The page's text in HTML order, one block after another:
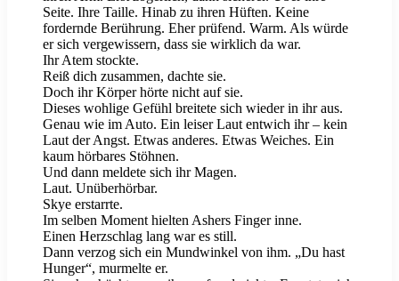
Seite. Ihre Taille. Hinab zu ihren Hüften. Keine
fordernde Berührung. Eher prüfend. Warm. Als würde
er sich vergewissern, dass sie wirklich da war.
Ihr Atem stockte.
Reiß dich zusammen, dachte sie.
Doch ihr Körper hörte nicht auf sie.
Dieses wohlige Gefühl breitete sich wieder in ihr aus.
Genau wie im Auto. Ein leiser Laut entwich ihr – kein
Laut der Angst. Etwas anderes. Etwas Weiches. Ein
kaum hörbares Stöhnen.
Und dann meldete sich ihr Magen.
Laut. Unüberhörbar.
Skye erstarrte.
Im selben Moment hielten Ashers Finger inne.
Einen Herzschlag lang war es still.
Dann verzog sich ein Mundwinkel von ihm. „Du hast
Hunger“, murmelte er.